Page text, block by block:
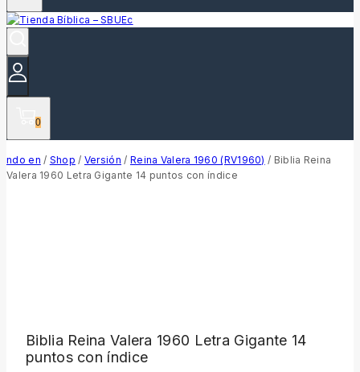
0
ndo en / Shop / Versión / Reina Valera 1960 (RV1960) / Biblia Reina
Valera 1960 Letra Gigante 14 puntos con índice
Biblia Reina Valera 1960 Letra Gigante 14
puntos con índice